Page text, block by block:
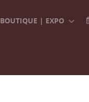
BOUTIQUE | EXPO